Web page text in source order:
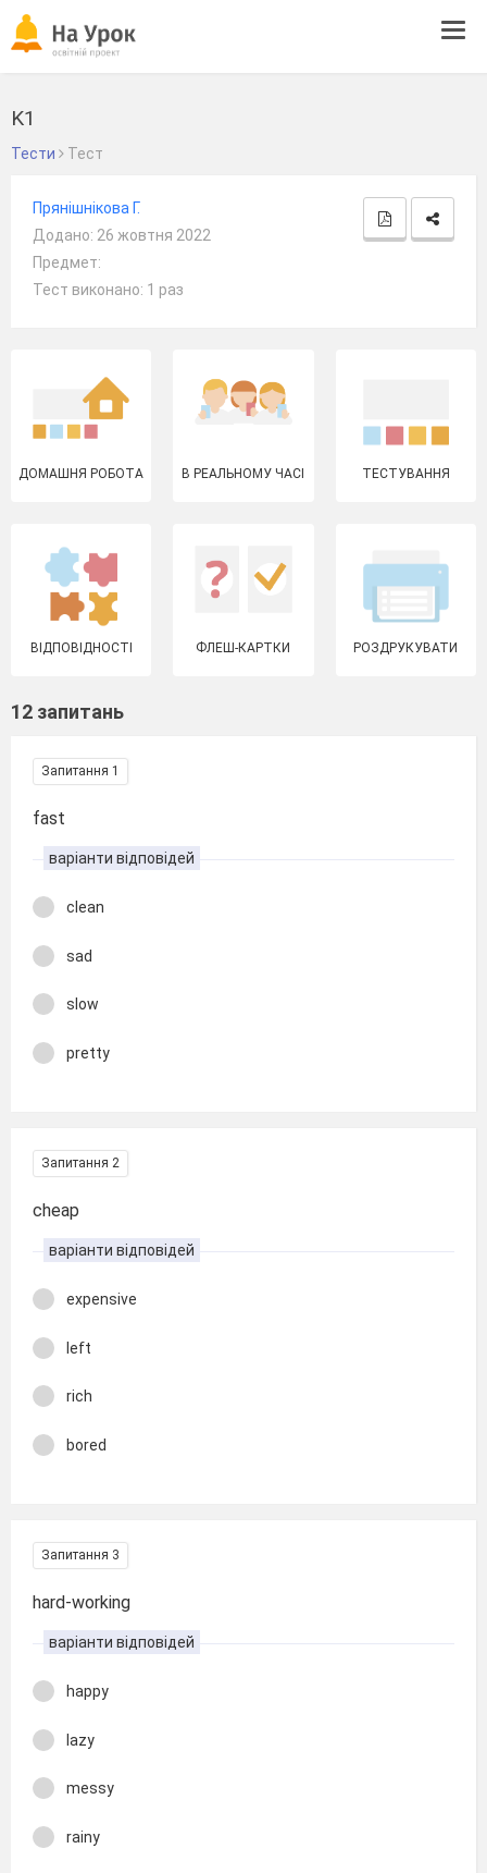
K1
Тести Тест
Прянiшнiкова Г.
Додано: 26 жовтня 2022
Предмет:
Тест виконано: 1 раз
ДОМАШНЯ РОБОТА В РЕАЛЬНОМУ ЧАСІ ТЕСТУВАННЯ
ВІДПОВІДНОСТІ ФЛЕШ-КАРТКИ РОЗДРУКУВАТИ
12 запитань
Запитання 1
fast
варіанти відповідей
clean
sad
slow
pretty
Запитання 2
cheap
варіанти відповідей
expensive
left
rich
bored
Запитання 3
hard-working
варіанти відповідей
happy
lazy
messy
rainy